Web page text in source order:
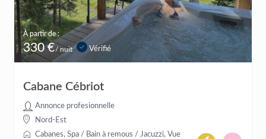
À partir de :
330 €/ nuit Vérifié
Cabane Cébriot
Annonce profesionnelle
Nord-Est
Cabanes, Spa / Bain à remous / Jacuzzi, Vue